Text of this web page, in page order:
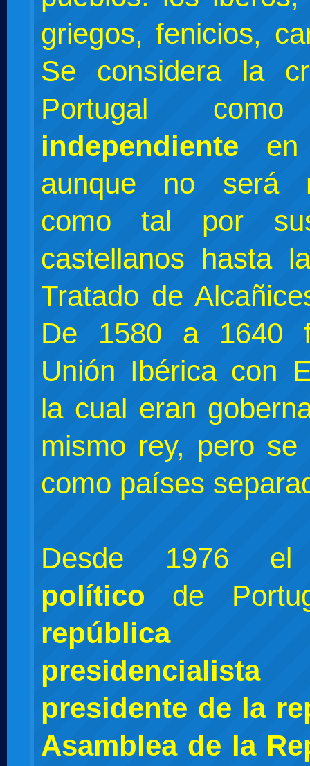
griegos, fenicios,
Se considera la
Portugal
independiente
aunque no será
como tal por
castellanos hasta
Tratado de
De 1580 a 1640
Unión Ibérica con
la cual eran
mismo rey, pero se
como países
Desde 1976
político de
república
presidencialista
presidente de la
Asamblea de la